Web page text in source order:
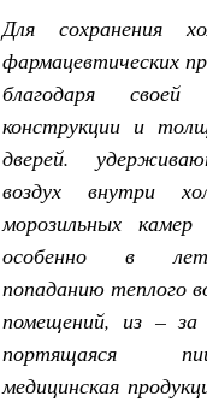
Для сохранения
фармацевтических
благодаря своей
конструкции и
дверей.
воздух внутри
морозильных
особенно в
попаданию теплого
помещений, из –
портящаяся
медицинская